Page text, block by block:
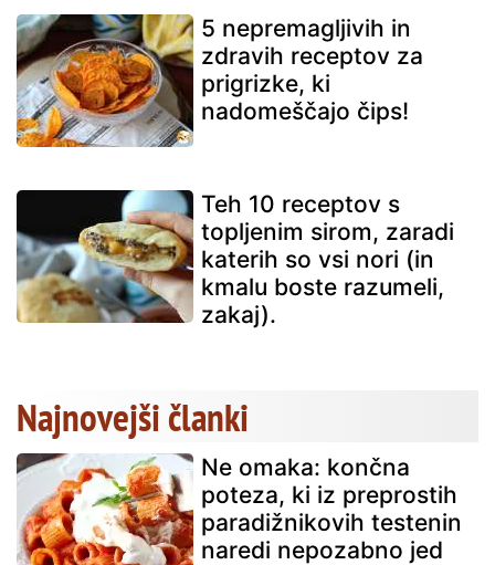
5 nepremagljivih in
zdravih receptov za
prigrizke, ki
nadomeščajo čips!
Teh 10 receptov s
topljenim sirom, zaradi
katerih so vsi nori (in
kmalu boste razumeli,
zakaj).
Najnovejši članki
Ne omaka: končna
poteza, ki iz preprostih
paradižnikovih testenin
naredi nepozabno jed